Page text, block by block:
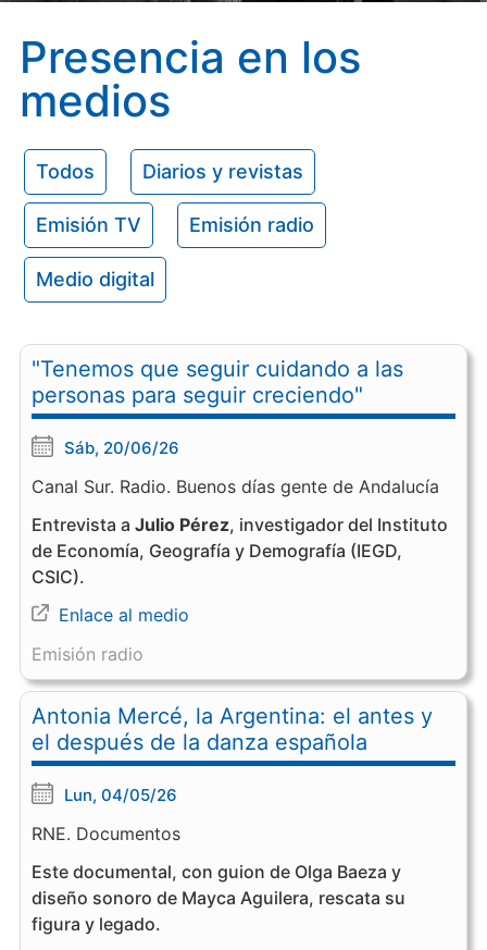
Presencia en los
medios
Todos Diarios y revistas
Emisión TV Emisión radio
Medio digital
"Tenemos que seguir cuidando a las
personas para seguir creciendo"
Sáb, 20/06/26
Canal Sur. Radio. Buenos días gente de Andalucía
Entrevista a Julio Pérez, investigador del Instituto
de Economía, Geografía y Demografía (IEGD,
CSIC).
Enlace al medio
Emisión radio
Antonia Mercé, la Argentina: el antes y
el después de la danza española
Lun, 04/05/26
RNE. Documentos
Este documental, con guion de Olga Baeza y
diseño sonoro de Mayca Aguilera, rescata su
figura y legado.